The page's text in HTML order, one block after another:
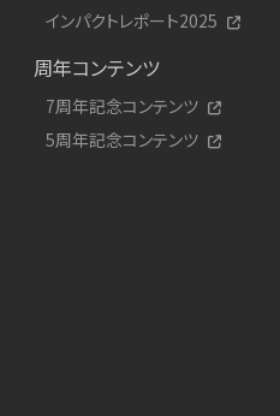
インパクトレポート2025
周年コンテンツ
7周年記念コンテンツ
5周年記念コンテンツ